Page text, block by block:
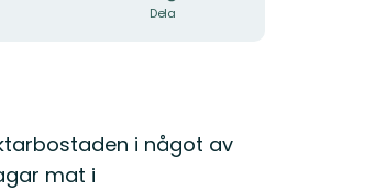
Dela
i något av
mat i